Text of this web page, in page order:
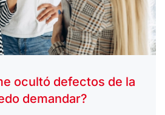
ocultó defectos de la
demandar?